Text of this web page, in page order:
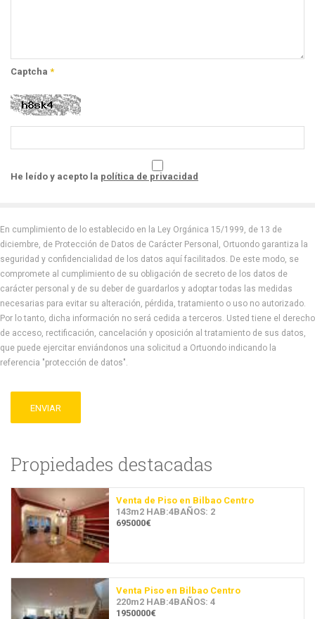
Captcha *
He leído y acepto la política de privacidad
En cumplimiento de lo establecido en la Ley Orgánica 15/1999, de 13 de
diciembre, de Protección de Datos de Carácter Personal, Ortuondo garantiza la
seguridad y confidencialidad de los datos aquí facilitados. De este modo, se
compromete al cumplimiento de su obligación de secreto de los datos de
carácter personal y de su deber de guardarlos y adoptar todas las medidas
necesarias para evitar su alteración, pérdida, tratamiento o uso no autorizado.
Por lo tanto, dicha información no será cedida a terceros. Usted tiene el derecho
de acceso, rectificación, cancelación y oposición al tratamiento de sus datos,
que puede ejercitar enviándonos una solicitud a Ortuondo indicando la
referencia "protección de datos".
ENVIAR
Propiedades destacadas
Venta de Piso en Bilbao Centro
143m2 HAB:4BAÑOS: 2
695000€
Venta Piso en Bilbao Centro
220m2 HAB:4BAÑOS: 4
1950000€